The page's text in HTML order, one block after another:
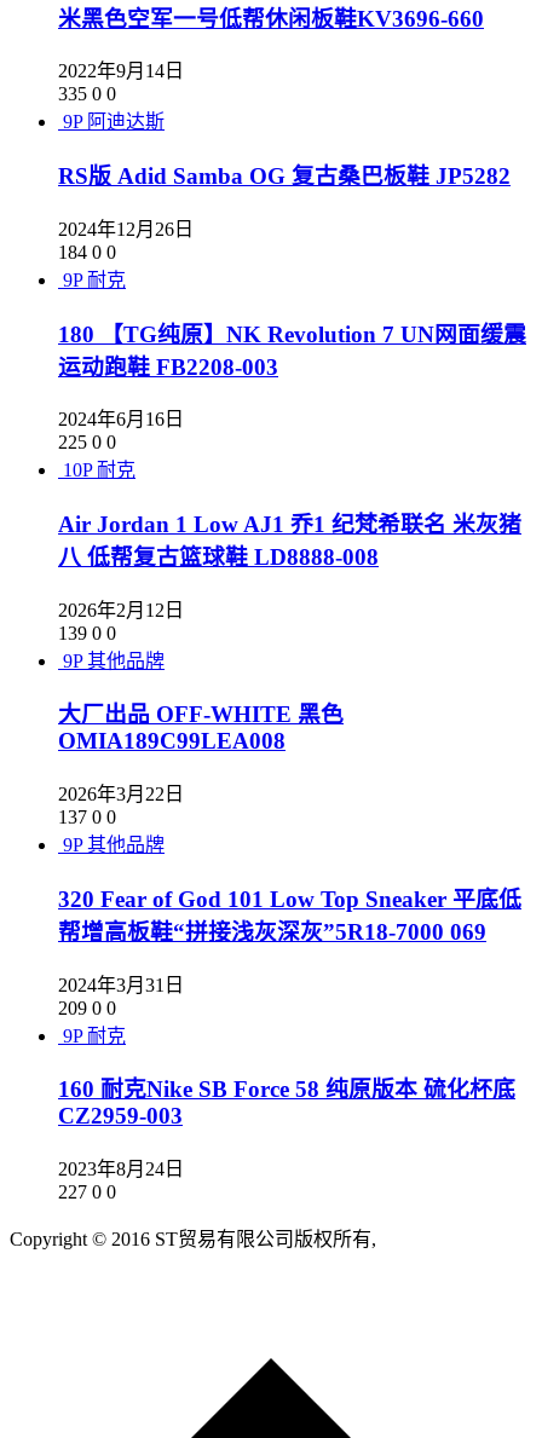
米黑色空军一号低帮休闲板鞋KV3696-660
2022年9月14日
335 0 0
9P 阿迪达斯
RS版 Adid Samba OG 复古桑巴板鞋 JP5282
2024年12月26日
184 0 0
9P 耐克
180 【TG纯原】NK Revolution 7 UN网面缓震
运动跑鞋 FB2208-003
2024年6月16日
225 0 0
10P 耐克
Air Jordan 1 Low AJ1 乔1 纪梵希联名 米灰猪
八 低帮复古篮球鞋 LD8888-008
2026年2月12日
139 0 0
9P 其他品牌
大厂出品 OFF-WHITE 黑色
OMIA189C99LEA008
2026年3月22日
137 0 0
9P 其他品牌
320 Fear of God 101 Low Top Sneaker 平底低
帮增高板鞋“拼接浅灰深灰”5R18-7000 069
2024年3月31日
209 0 0
9P 耐克
160 耐克Nike SB Force 58 纯原版本 硫化杯底
CZ2959-003
2023年8月24日
227 0 0
Copyright © 2016 ST贸易有限公司版权所有,